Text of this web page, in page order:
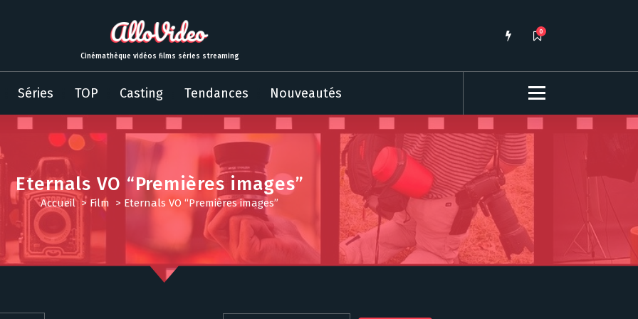
Cinémathèque vidéos films séries streaming
0
Séries TOP Casting Tendances Nouveautés
Eternals VO “Premières images”
Accueil> Film > Eternals VO “Premières images”